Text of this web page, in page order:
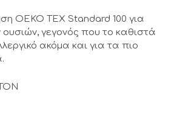
OEKO TEX Standard 100 για
γεγονός που το καθιστά
ακόμα και για τα πιο